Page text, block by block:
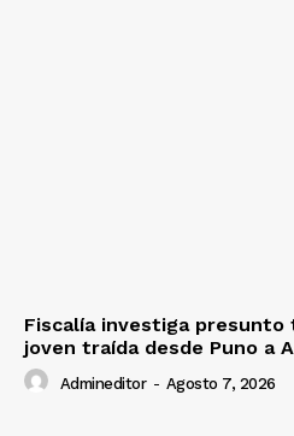
Fiscalía investiga
joven traída desde Puno a
Admineditor - Agosto 7, 2026